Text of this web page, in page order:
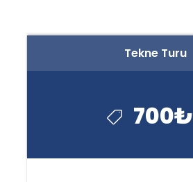
Tekne Turu
700₺